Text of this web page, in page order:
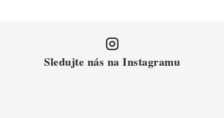
Sledujte nás na Instagramu